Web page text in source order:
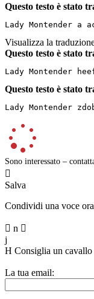
Questo testo è stato
Lady Montender
Visualizza la
Questo testo è stato
Lady Montender
Questo testo è stato
Lady Montender
Sono interessato –

Salva
Condividi una voce ora
 n 
j
H Consiglia un cavallo
La tua email: